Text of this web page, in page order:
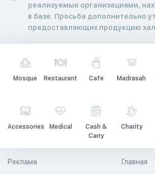
реализуемые организациями,
в базе. Просьба дополнительно
предоставляющих продукцию
Mosque Restaurant Cafe Madrasah
Accessories Medical
Cash &
Carry
Charity
Главная
Реклама